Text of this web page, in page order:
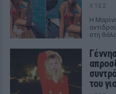
ΧΤΕΣ
Η
στη
του